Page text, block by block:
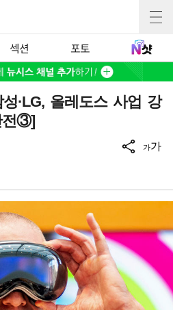
섹션 포토
·LG, 올레도스 사업 강
전③]
가가